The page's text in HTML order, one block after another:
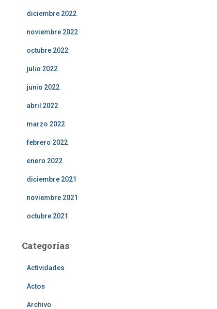
diciembre 2022
noviembre 2022
octubre 2022
julio 2022
junio 2022
abril 2022
marzo 2022
febrero 2022
enero 2022
diciembre 2021
noviembre 2021
octubre 2021
Categorías
Actividades
Actos
Archivo